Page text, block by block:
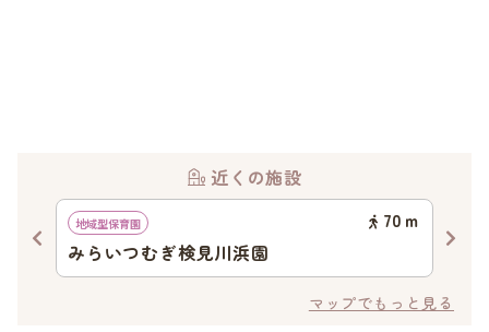
近くの施設
地域型保育園 70 ｍ
みらいつむぎ検見川浜園
マップでもっと見る